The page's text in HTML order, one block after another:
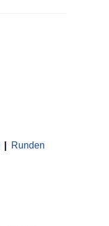
Runden